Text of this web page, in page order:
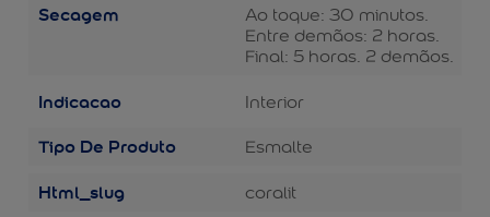
Secagem
Ao toque: 30 minutos.
Entre demãos: 2 horas.
Final: 5 horas. 2 demãos.
Indicacao Interior
Tipo De Produto Esmalte
Html_slug coralit